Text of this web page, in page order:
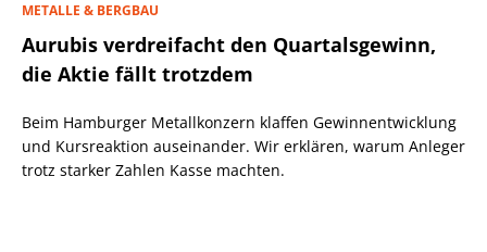
METALLE & BERGBAU
Aurubis verdreifacht den Quartalsgewinn,
die Aktie fällt trotzdem
Beim Hamburger Metallkonzern klaffen Gewinnentwicklung
und Kursreaktion auseinander. Wir erklären, warum Anleger
trotz starker Zahlen Kasse machten.